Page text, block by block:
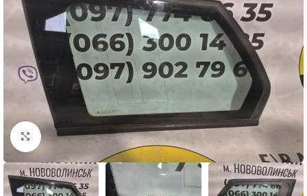
Натисніть, щоб збільшити